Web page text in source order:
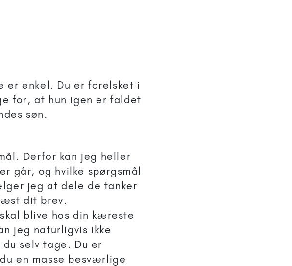
er enkel. Du er forelsket i
for, at hun igen er faldet
søn.
Derfor kan jeg heller
går, og hvilke spørgsmål
jeg at dele de tanker
dit brev.
blive hos din kæreste
jeg naturligvis ikke
selv tage. Du er
en masse besværlige